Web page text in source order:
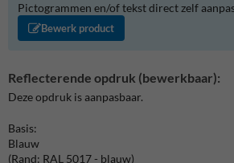
Pictogrammen en/of tekst direct zelf
Bewerk product
Reflecterende opdruk (bewerkbaar):
Deze opdruk is aanpasbaar.
Basis:
Blauw
(Rand: RAL 5017 - blauw)